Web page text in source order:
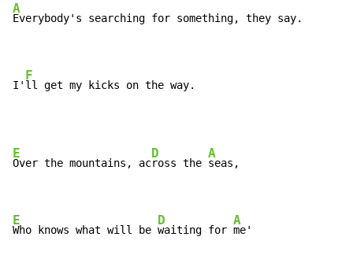
A
Everybody's searching for something, they say.
I'
F
ll get my kicks on the way.
E
Over the mountains, ac
D
ross the
A
seas,
E
Who knows what will be
D
waiting for
A
me'